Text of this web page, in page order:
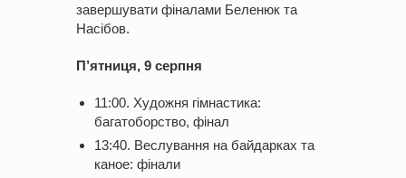
завершувати фіналами Беленюк та
Насібов.
П’ятниця, 9 серпня
11:00. Художня гімнастика:
багатоборство, фінал
13:40. Веслування на байдарках та
каное: фінали